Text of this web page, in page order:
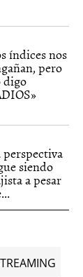
índices nos
pero
digo
perspectiva
siendo
a pesar